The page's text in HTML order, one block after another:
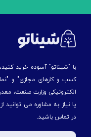
با "شیناتو" آسوده خرید
کسب و کارهای مجازی" و
الكترونیكی وزارت صنعت،
یا نیاز به مشاوره می
در تماس باشید.